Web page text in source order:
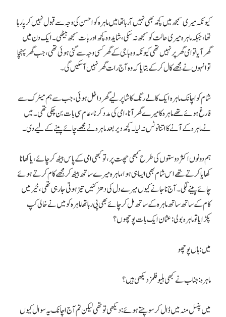
کیونکہ میری سمجھ میں کچھ بھی نہیں آرہا تھا میں ماہرہ کو احسن کی وجہ سے قبول نہیں کرپا رہا
تھا، جبکہ ماہرہ میری حالت کو سمجھ نہ سکی، شاید وہ کچھ اور بات سمجھ بیٹھی۔ ایک دن میں
گھر آیا تو امی گھر پر نہیں تھی کیونکہ وہ باجی کے گھر کسی وجہ سے گئی ہوئی تھی، جب گھر پہنچا
تو انہوں نے مجھے کال کرکے بتایا کہ وہ آج رات گھر نہیں آسکیں گی۔
شام کو اچانک ماہرہ ایک کالے رنگ کا شاپر لیے گھر داخل ہوئی، جب سے ہم میٹرک سے
فارغ ہوئے تھے ماہرہ کا میرے گھر آنا، امی کی مدد کرنا، عام سی بات بن چکی تھی۔ میں
نے ماہرہ کے آنے کا اتنا نوٹس نہ لیا۔ کچھ دیر بعد ماہرہ نے مجھے چائے پینے کے لیے دی۔
ہم دونوں اکثر دوستوں کی طرح کبھی چھت پر، تو کبھی امی کے پاس بیٹھ کر چائے، یا کھانا
کھایا کرتے تھے اس شام بھی ایسا ہی ہوا، ماہرہ میرے ساتھ بیٹھ کر مجھے کام کرتے ہوئے
چائے پینے لگی۔ آج ناجانے کیوں میرے دل کی دھڑکنیں تیز ہوتی جارہی تھی، خیر میں
کام کے ساتھ ساتھ ماہرہ کے ساتھ مل کر چائے بھی پی رہا تھا ماہرہ کو میں نے خالی کپ
پکڑایا تو ماہرہ بولی: عثمان ایک بات پوچھوں؟
میں: ہاں پوچھو
ماہرہ: جناب نے کبھی بلیو فلمز دیکھی ہیں؟
میں پنسل منہ میں ڈال کر سوچتے ہوئے: دیکھی تو تھی لیکن تم آج اچانک یہ سوال کیوں